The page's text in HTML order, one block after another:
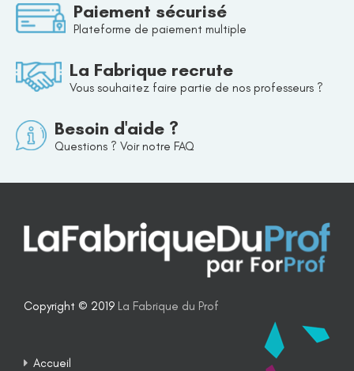
Paiement sécurisé
Plateforme de paiement multiple
La Fabrique recrute
Vous souhaitez faire partie de nos professeurs ?
Besoin d'aide ?
Questions ? Voir notre FAQ
Copyright © 2019 La Fabrique du Prof
Accueil